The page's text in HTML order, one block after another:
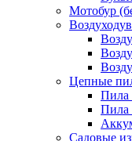
Мотобур
Цепные
Пила
Пила
Садовые